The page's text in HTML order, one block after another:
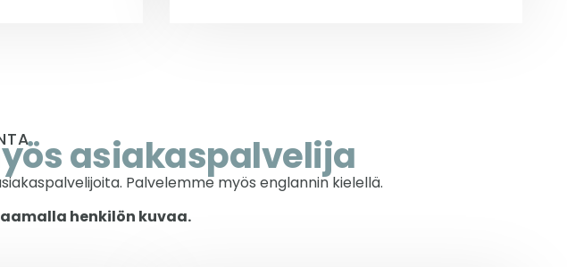
asiakaspalvelija
Palvelemme myös englannin kielellä.
henkilön kuvaa.